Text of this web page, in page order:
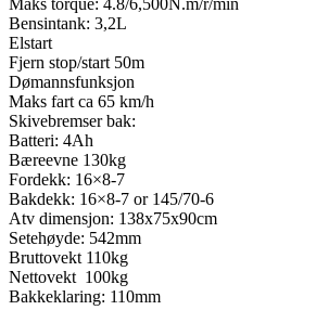
Bensintank: 3,2L
Elstart
Fjern stop/start 50m
Dømannsfunksjon
Maks fart ca 65 km/h
Skivebremser bak:
Batteri: 4Ah
Bæreevne 130kg
Fordekk: 16×8-7
Bakdekk: 16×8-7 or 145/70-6
Atv dimensjon: 138x75x90cm
Setehøyde: 542mm
Bruttovekt 110kg
Nettovekt 100kg
Bakkeklaring: 110mm